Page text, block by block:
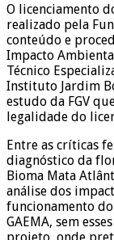
O licenciamento
realizado pela
conteúdo e
Impacto
Técnico
Instituto Jardim
estudo da FGV
legalidade do
Entre as críticas
diagnóstico da
Bioma Mata
análise dos
funcionamento
GAEMA, sem
projeto, onde